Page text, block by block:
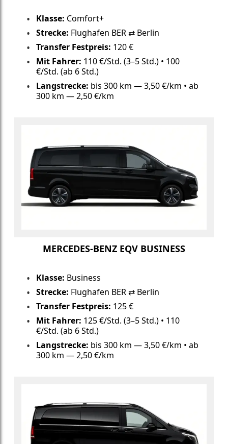
Klasse: Comfort+
Strecke: Flughafen BER ⇄ Berlin
Transfer Festpreis: 120 €
Mit Fahrer: 110 €/Std. (3–5 Std.) • 100
€/Std. (ab 6 Std.)
Langstrecke: bis 300 km — 3,50 €/km • ab
300 km — 2,50 €/km
MERCEDES-BENZ EQV BUSINESS
Klasse: Business
Strecke: Flughafen BER ⇄ Berlin
Transfer Festpreis: 125 €
Mit Fahrer: 125 €/Std. (3–5 Std.) • 110
€/Std. (ab 6 Std.)
Langstrecke: bis 300 km — 3,50 €/km • ab
300 km — 2,50 €/km